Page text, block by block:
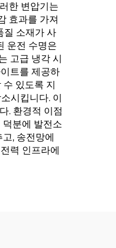
한 변압기는
효과를 가져
질 소재가 사
운전 수명은
고급 냉각 시
트를 제공하
있도록 지
시킵니다. 이
. 환경적 이점
분에 발전소
, 송전망에
력 인프라에